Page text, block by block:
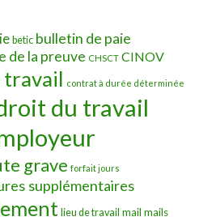
betic bulletin de paie
de la preuve CHSCT CINOV
travail contrat à durée déterminée
du travail
grave forfait jours
supplémentaires
lieu de travail mail mails